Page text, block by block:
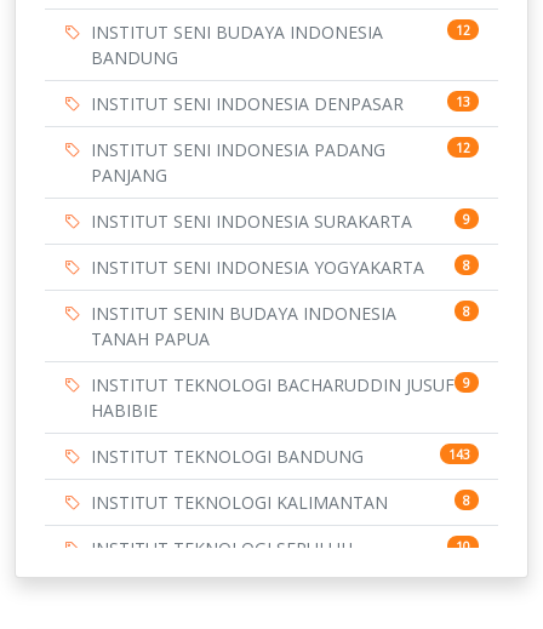
INSTITUT SENI BUDAYA INDONESIA
BANDUNG
12
INSTITUT SENI INDONESIA DENPASAR 13
INSTITUT SENI INDONESIA PADANG
PANJANG
12
INSTITUT SENI INDONESIA SURAKARTA 9
INSTITUT SENI INDONESIA YOGYAKARTA 8
INSTITUT SENIN BUDAYA INDONESIA
TANAH PAPUA
8
INSTITUT TEKNOLOGI BACHARUDDIN JUSUF
HABIBIE
9
INSTITUT TEKNOLOGI BANDUNG 143
INSTITUT TEKNOLOGI KALIMANTAN 8
INSTITUT TEKNOLOGI SEPULUH
NOVEMBER
10